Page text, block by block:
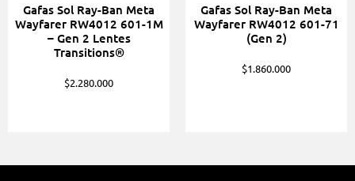
Gafas Sol Ray-Ban Meta
Wayfarer RW4012 601-1M
– Gen 2 Lentes
Transitions®
$2.280.000
Gafas Sol Ray-Ban Meta
Wayfarer RW4012 601-71
(Gen 2)
$1.860.000